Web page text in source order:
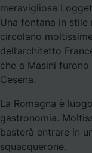
meravigliosa
Una fontana in stile
circolano
dell’architetto
che a Masini
Cesena.
La Romagna è
gastronomia.
basterà entrare in
squacquerone.